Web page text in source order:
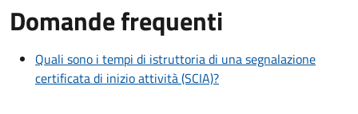
Domande frequenti
Quali sono i tempi di istruttoria di una segnalazione
certificata di inizio attività (SCIA)?